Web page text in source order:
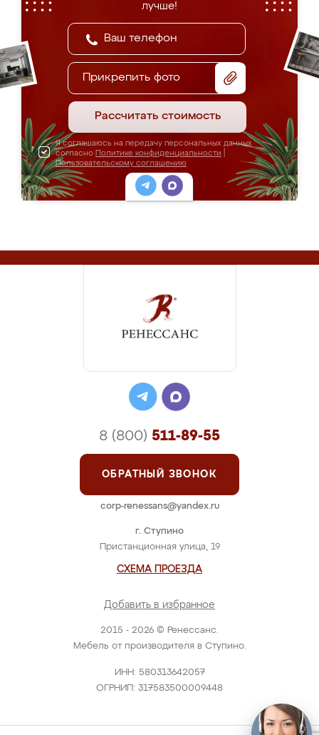
лучше!
Прикрепить фото
Рассчитать стоимость
Я соглашаюсь на передачу персональных данных
согласно Политике конфиденциальности
Пользовательскому соглашению
2015 - 2026 © Ренессанс.
Мебель от производителя в Ступино.
ИНН: 580313642057
ОГРНИП: 317583500009448
г. Ступино
Пристанционная улица, 19
СХЕМА ПРОЕЗДА
Добавить в избранное
8 (800) 511-89-55
ОБРАТНЫЙ ЗВОНОК
corp-renessans@yandex.ru